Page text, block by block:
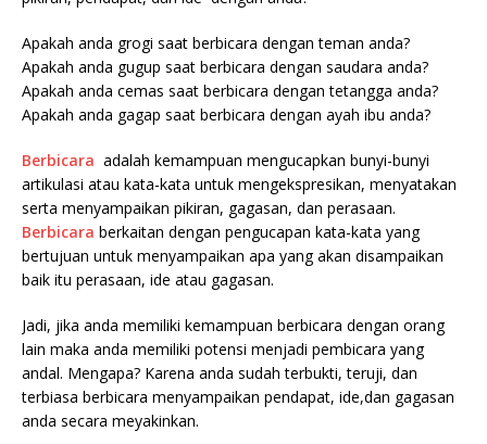
Apakah anda grogi saat berbicara dengan teman anda?
Apakah anda gugup saat berbicara dengan saudara anda?
Apakah anda cemas saat berbicara dengan tetangga anda?
Apakah anda gagap saat berbicara dengan ayah ibu anda?
Berbicara adalah kemampuan mengucapkan bunyi-bunyi
artikulasi atau kata-kata untuk mengekspresikan, menyatakan
serta menyampaikan pikiran, gagasan, dan perasaan.
Berbicara berkaitan dengan pengucapan kata-kata yang
bertujuan untuk menyampaikan apa yang akan disampaikan
baik itu perasaan, ide atau gagasan.
Jadi, jika anda memiliki kemampuan berbicara dengan orang
lain maka anda memiliki potensi menjadi pembicara yang
andal. Mengapa? Karena anda sudah terbukti, teruji, dan
terbiasa berbicara menyampaikan pendapat, ide,dan gagasan
anda secara meyakinkan.